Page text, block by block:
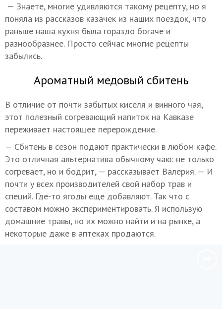
— Знаете, многие удивляются такому рецепту, но я
поняла из рассказов казачек из наших поездок, что
раньше наша кухня была гораздо богаче и
разнообразнее. Просто сейчас многие рецепты
забылись.
Ароматный медовый сбитень
В отличие от почти забытых киселя и винного чая,
этот полезный согревающий напиток на Кавказе
переживает настоящее перерождение.
— Сбитень в сезон подают практически в любом кафе.
Это отличная альтернатива обычному чаю: не только
согревает, но и бодрит, — рассказывает Валерия. — И
почти у всех производителей свой набор трав и
специй. Где-то ягоды еще добавляют. Так что с
составом можно экспериментировать. Я использую
домашние травы, но их можно найти и на рынке, а
некоторые даже в аптеках продаются.